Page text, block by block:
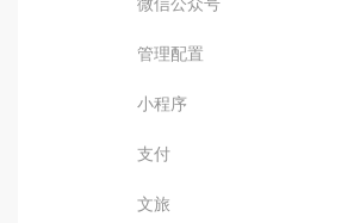
管理配置
小程序
支付
文旅